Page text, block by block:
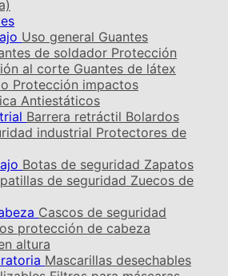
Uso general Guantes
de soldador Protección
al corte Guantes de látex
Protección impactos
Antiestáticos
Barrera retráctil Bolardos
industrial Protectores de
Botas de seguridad Zapatos
de seguridad Zuecos de
Cascos de seguridad
protección de cabeza
altura
Mascarillas desechables